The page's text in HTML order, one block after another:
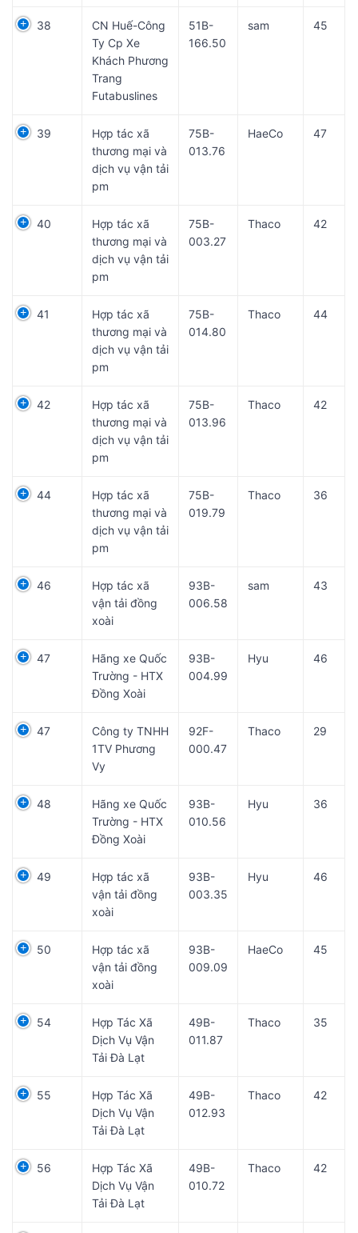
38
CN Huế-Công
Ty Cp Xe
Khách Phương
Trang
Futabuslines
51B-
166.50
sam 45
39
Hợp tác xã
thương mại và
dịch vụ vận tải
pm
75B-
013.76
HaeCo 47
40
Hợp tác xã
thương mại và
dịch vụ vận tải
pm
75B-
003.27
Thaco 42
41
Hợp tác xã
thương mại và
dịch vụ vận tải
pm
75B-
014.80
Thaco 44
42
Hợp tác xã
thương mại và
dịch vụ vận tải
pm
75B-
013.96
Thaco 42
44
Hợp tác xã
thương mại và
dịch vụ vận tải
pm
75B-
019.79
Thaco 36
46
Hợp tác xã
vận tải đồng
xoài
93B-
006.58
sam 43
47
Hãng xe Quốc
Trường - HTX
Đồng Xoài
93B-
004.99
Hyu 46
47
Công ty TNHH
1TV Phương
Vy
92F-
000.47
Thaco 29
48
Hãng xe Quốc
Trường - HTX
Đồng Xoài
93B-
010.56
Hyu 36
49
Hợp tác xã
vận tải đồng
xoài
93B-
003.35
Hyu 46
50
Hợp tác xã
vận tải đồng
xoài
93B-
009.09
HaeCo 45
54
Hợp Tác Xã
Dịch Vụ Vận
Tải Đà Lạt
49B-
011.87
Thaco 35
55
Hợp Tác Xã
Dịch Vụ Vận
Tải Đà Lạt
49B-
012.93
Thaco 42
56
Hợp Tác Xã
Dịch Vụ Vận
Tải Đà Lạt
49B-
010.72
Thaco 42